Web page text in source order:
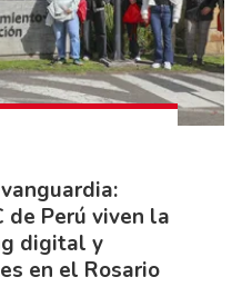
de Perú viven la
digital y
en el Rosario